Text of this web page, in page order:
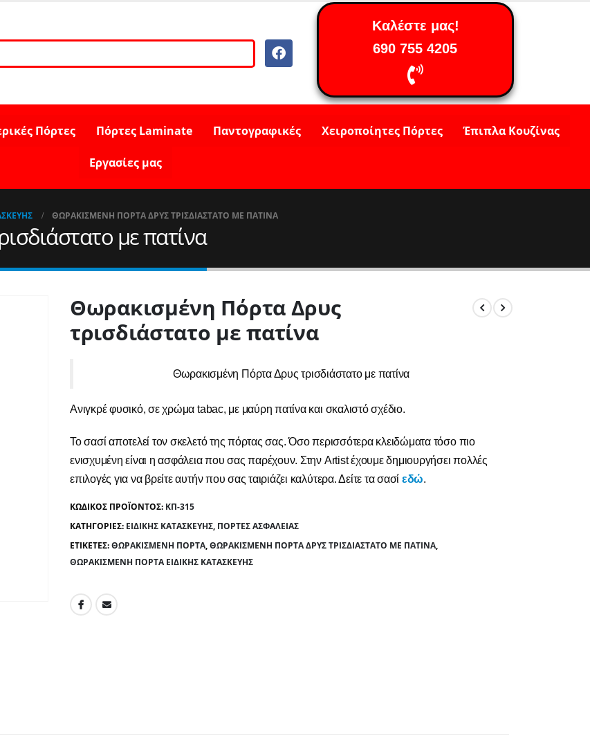
Καλέστε μας!
690 755 4205
Πόρτες Πόρτες Laminate Παντογραφικές Χειροποίητες Πόρτες Έπιπλα Κουζίνας
Εργασίες μας
ΘΩΡΑΚΙΣΜΈΝΗ ΠΌΡΤΑ ΔΡΥΣ ΤΡΙΣΔΙΆΣΤΑΤΟ ΜΕ ΠΑΤΊΝΑ
με πατίνα
Θωρακισμένη Πόρτα Δρυς
τρισδιάστατο με πατίνα
Θωρακισμένη Πόρτα Δρυς τρισδιάστατο με πατίνα
Ανιγκρέ φυσικό, σε χρώμα tabac, με μαύρη πατίνα και σκαλιστό σχέδιο.
Το σασί αποτελεί τον σκελετό της πόρτας σας. Όσο περισσότερα κλειδώματα τόσο πιο
ενισχυμένη είναι η ασφάλεια που σας παρέχουν. Στην Artist έχουμε δημιουργήσει πολλές
επιλογές για να βρείτε αυτήν που σας ταιριάζει καλύτερα. Δείτε τα σασί εδώ.
ΚΩΔΙΚΌΣ ΠΡΟΪΌΝΤΟΣ: ΚΠ-315
ΚΑΤΗΓΟΡΊΕΣ: ΕΙΔΙΚΉΣ ΚΑΤΑΣΚΕΥΉΣ, ΠΌΡΤΕΣ ΑΣΦΑΛΕΊΑΣ
ΕΤΙΚΈΤΕΣ:ΘΩΡΑΚΙΣΜΈΝΗ ΠΌΡΤΑ,ΘΩΡΑΚΙΣΜΈΝΗ ΠΌΡΤΑ ΔΡΥΣ ΤΡΙΣΔΙΆΣΤΑΤΟ ΜΕ ΠΑΤΊΝΑ,
ΘΩΡΑΚΙΣΜΈΝΗ ΠΌΡΤΑ ΕΙΔΙΚΉΣ ΚΑΤΑΣΚΕΥΉΣ